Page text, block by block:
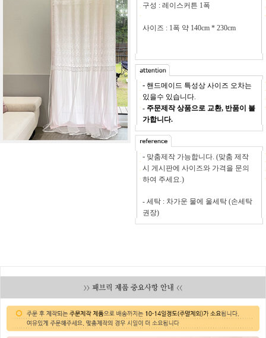
구성 : 레이스커튼 1폭
사이즈 : 1폭 약 140cm * 230cm
- 핸드메이드 특성상 사이즈 오차는
있을수 있습니다.
- 주문제작 상품으로 교환, 반품이 불
가합니다.
- 맞춤제작 가능합니다. (맞춤 제작
시 게시판에 사이즈와 가격을 문의
하여 주세요.)
- 세탁 : 차가운 물에 울세탁 (손세탁
권장)